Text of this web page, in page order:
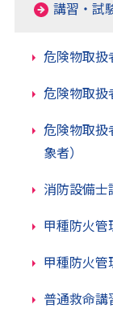
講習・試
危険物取扱
危険物取扱
危険物取扱
象者）
消防設備士
甲種防火管
甲種防火管
普通救命講